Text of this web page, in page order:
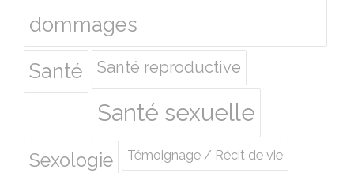
dommages
Santé
Santé reproductive
Santé sexuelle
Sexologie Témoignage / Récit de vie